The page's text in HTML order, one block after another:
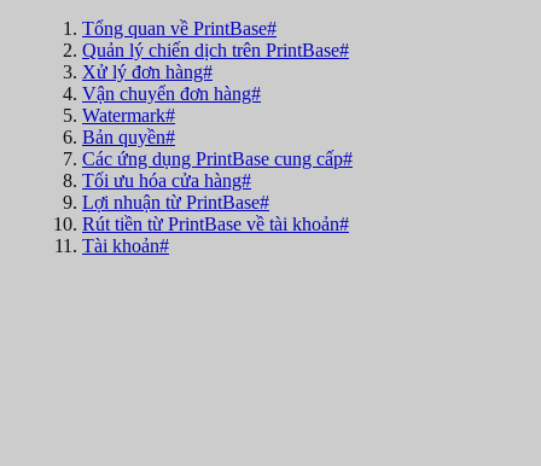
Tổng quan về PrintBase#
Quản lý chiến dịch trên PrintBase#
Xử lý đơn hàng#
Vận chuyển đơn hàng#
Watermark#
Bản quyền#
Các ứng dụng PrintBase cung cấp#
Tối ưu hóa cửa hàng#
Lợi nhuận từ PrintBase#
Rút tiền từ PrintBase về tài khoản#
Tài khoản#